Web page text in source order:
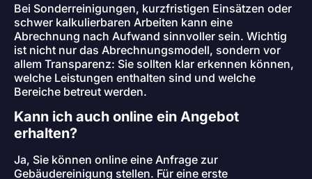
Bei Sonderreinigungen, kurzfristigen Einsätzen oder
schwer kalkulierbaren Arbeiten kann eine
Abrechnung nach Aufwand sinnvoller sein. Wichtig
ist nicht nur das Abrechnungsmodell, sondern vor
allem Transparenz: Sie sollten klar erkennen können,
welche Leistungen enthalten sind und welche
Bereiche betreut werden.
Kann ich auch online ein Angebot
erhalten?
Ja, Sie können online eine Anfrage zur
Gebäudereinigung stellen. Für eine erste